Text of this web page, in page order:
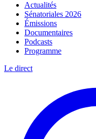
Actualités
Sénatoriales 2026
Émissions
Documentaires
Podcasts
Programme
Le direct